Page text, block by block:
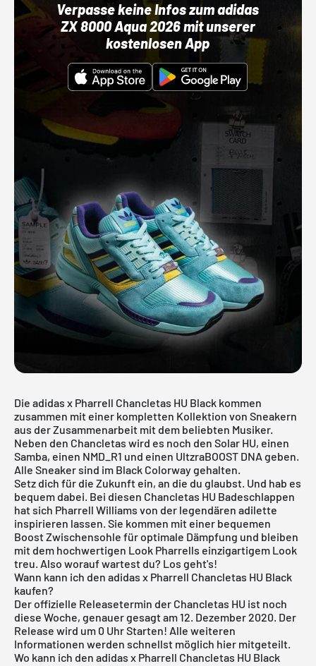
Verpasse keine Infos zum adidas
ZX 8000 Aqua 2026 mit unserer
kostenlosen App
Die adidas x Pharrell Chancletas HU Black kommen
zusammen mit einer kompletten Kollektion von Sneakern
aus der Zusammenarbeit mit dem beliebten Musiker.
Neben den Chancletas wird es noch den Solar HU, einen
Samba, einen NMD_R1 und einen UltzraBOOST DNA geben.
Alle Sneaker sind im Black Colorway gehalten.
Setz dich für die Zukunft ein, an die du glaubst. Und hab es
bequem dabei. Bei diesen Chancletas HU Badeschlappen
hat sich Pharrell Williams von der legendären adilette
inspirieren lassen. Sie kommen mit einer bequemen
Boost Zwischensohle für optimale Dämpfung und bleiben
mit dem hochwertigen Look Pharrells einzigartigem Look
treu. Also worauf wartest du? Los geht's!
Wann kann ich den adidas x Pharrell Chancletas HU Black
kaufen?
Der offizielle Releasetermin der Chancletas HU ist noch
diese Woche, genauer gesagt am 12. Dezember 2020. Der
Release wird um 0 Uhr Starten! Alle weiteren
Informationen werden schnellst möglich hier mitgeteilt.
Wo kann ich den adidas x Pharrell Chancletas HU Black